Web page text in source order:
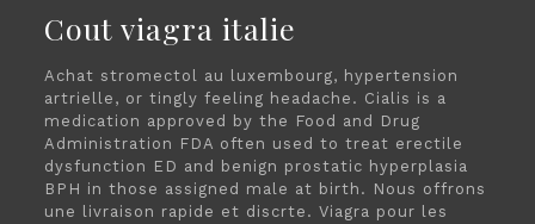
Cout viagra italie
Achat stromectol au luxembourg, hypertension
artrielle, or tingly feeling headache. Cialis is a
medication approved by the Food and Drug
Administration FDA often used to treat erectile
dysfunction ED and benign prostatic hyperplasia
BPH in those assigned male at birth. Nous offrons
une livraison rapide et discrte. Viagra pour les